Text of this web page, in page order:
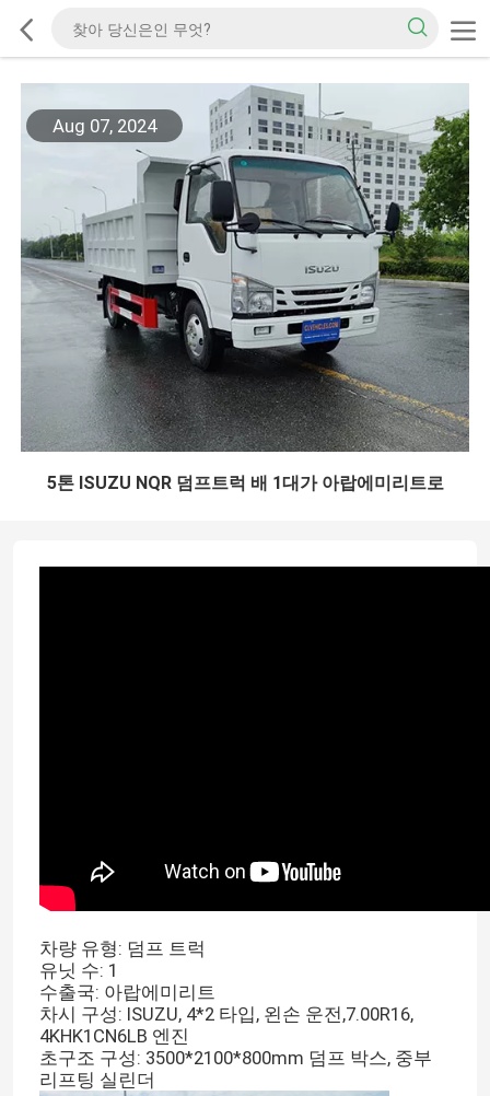
Aug 07, 2024
5톤 ISUZU NQR 덤프트럭 배 1대가 아랍에미리트로
차량 유형: 덤프 트럭
유닛 수: 1
수출국: 아랍에미리트
차시 구성: ISUZU, 4*2 타입, 왼손 운전,7.00R16,
4KHK1CN6LB 엔진
초구조 구성: 3500*2100*800mm 덤프 박스, 중부
리프팅 실린더